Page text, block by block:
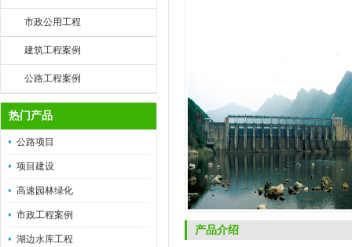
市政公用工程
建筑工程案例
公路工程案例
热门产品
公路项目
项目建设
高速园林绿化
市政工程案例
湖边水库工程
产品介绍